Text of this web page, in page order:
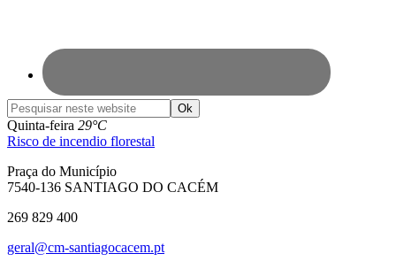
Pesquisar
neste
website
Quinta-feira 29°C
Risco de incendio florestal
Praça do Município
7540-136 SANTIAGO DO CACÉM
269 829 400
geral@cm-santiagocacem.pt